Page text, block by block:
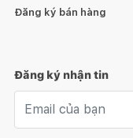
Đăng ký bán hàng
Đăng ký nhận tin